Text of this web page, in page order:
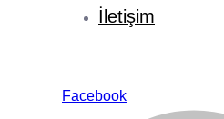
İletişim
Facebook